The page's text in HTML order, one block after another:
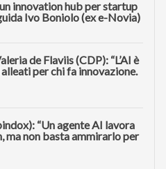
innovation hub per startup
Ivo Boniolo (ex e-Novia)
de Flaviis (CDP): “L’AI è
per chi fa innovazione.
“Un agente AI lavora
ma non basta ammirarlo per